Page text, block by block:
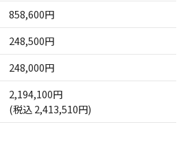
858,600円
248,500円
248,000円
2,194,100円
(税込 2,413,510円)